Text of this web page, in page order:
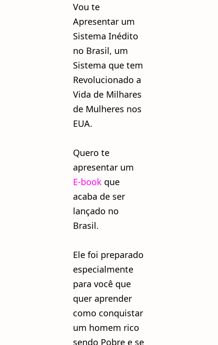
Vou te
Apresentar um
Sistema Inédito
no Brasil, um
Sistema que tem
Revolucionado a
Vida de Milhares
de Mulheres nos
EUA.
Quero te
apresentar um
E-book que
acaba de ser
lançado no
Brasil.
Ele foi preparado
especialmente
para você que
quer aprender
como conquistar
um homem rico
sendo Pobre e se